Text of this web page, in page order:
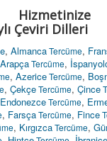
Hizmetinize
Çeviri Dilleri
, AlmancaTercüme,
ArapçaTercüme,
, AzericeTercüme,
, ÇekçeTercüme, Çince
EndonezceTercüme,
, FarsçaTercüme, Fince
, KırgızcaTercüme,